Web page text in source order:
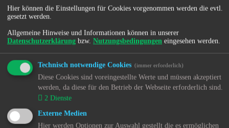
Home
Kjh-mov(e)-Treff
Knuffel
Kjh-mov(e)-Artikel
Paragraphendreieck
Hier können die Einstellungen für Cookies vorgenommen werden die evtl.
gesetzt werden.
Allgemeine Hinweise und Informationen können in unserer
Datenschutzerklärung bzw. Nutzungsbedingungen eingesehen werden.
Technisch notwendige Cookies (immer erforderlich)
Diese Cookies sind voreingestellte Werte und müssen akzeptiert
werden, da diese für den Betrieb der Webseite erforderlich sind.
2 Dienste
Externe Medien
Hier werden Optionen zur Auswahl gestellt die es ermöglichen